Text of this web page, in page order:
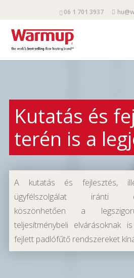
06 1 701 3937
Kutatás és
terén is a
A kutatás és fejlesztés,
ügyfélszolgálat iránti
köszönhetően a
teljesítménybeli elvárásoknak
fejlett padlófűtő rendszereket